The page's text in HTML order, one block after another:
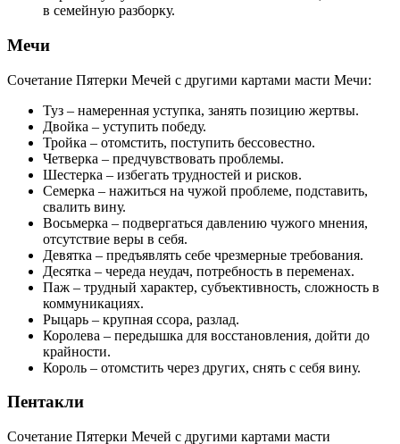
в семейную разборку.
Мечи
Сочетание Пятерки Мечей с другими картами масти Мечи:
Туз – намеренная уступка, занять позицию жертвы.
Двойка – уступить победу.
Тройка – отомстить, поступить бессовестно.
Четверка – предчувствовать проблемы.
Шестерка – избегать трудностей и рисков.
Семерка – нажиться на чужой проблеме, подставить,
свалить вину.
Восьмерка – подвергаться давлению чужого мнения,
отсутствие веры в себя.
Девятка – предъявлять себе чрезмерные требования.
Десятка – череда неудач, потребность в переменах.
Паж – трудный характер, субъективность, сложность в
коммуникациях.
Рыцарь – крупная ссора, разлад.
Королева – передышка для восстановления, дойти до
крайности.
Король – отомстить через других, снять с себя вину.
Пентакли
Сочетание Пятерки Мечей с другими картами масти